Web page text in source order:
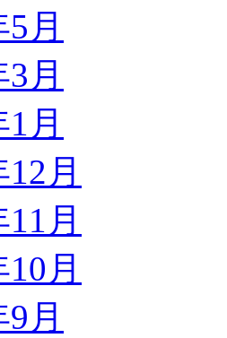
月
月
月
月
月
月
月